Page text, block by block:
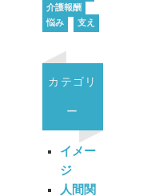
介護報酬
悩み
支え
カテゴリ
ー
イメー
ジ
人間関